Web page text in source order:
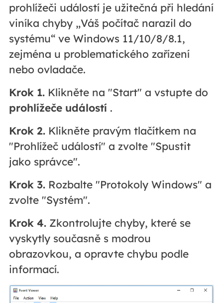
prohlížeči událostí je užitečná při hledání
viníka chyby „Váš počítač narazil do
systému“ ve Windows 11/10/8/8.1,
zejména u problematického zařízení
nebo ovladače.
Krok 1.Klikněte na "Start" a vstupte do
prohlížeče událostí .
Krok 2.Klikněte pravým tlačítkem na
"Prohlížeč událostí" a zvolte "Spustit
jako správce".
Krok 3.Rozbalte "Protokoly Windows" a
zvolte "Systém".
Krok 4.Zkontrolujte chyby, které se
vyskytly současně s modrou
obrazovkou, a opravte chybu podle
informací.